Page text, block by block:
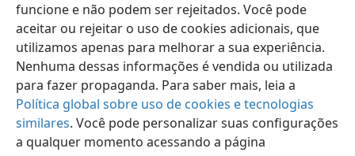
funcione e não podem ser rejeitados. Você pode
aceitar ou rejeitar o uso de cookies adicionais, que
utilizamos apenas para melhorar a sua experiência.
Nenhuma dessas informações é vendida ou utilizada
para fazer propaganda. Para saber mais, leia a
Política global sobre uso de cookies e tecnologias
similares. Você pode personalizar suas configurações
a qualquer momento acessando a página
Português (Brasil) Compartilhar Preferências
Copyright © 2026 Watch Tower Bible and Tract Society of Pennsylvania
Termos de Uso
Política de Privacidade
Configurações de Privacidade
JW.ORG Login